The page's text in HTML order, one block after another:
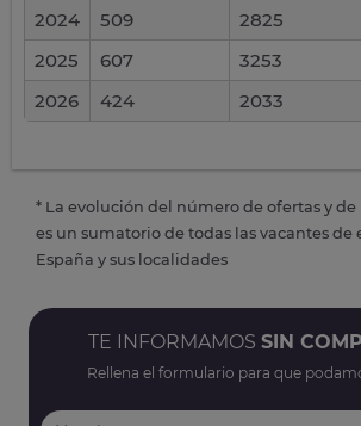
2024
509
2825
2025
607
3253
2026
424 2033
* La evolución del número de ofertas y de
es un sumatorio de todas las vacantes de
España y sus localidades
TE INFORMAMOS SIN
Rellena el formulario para que